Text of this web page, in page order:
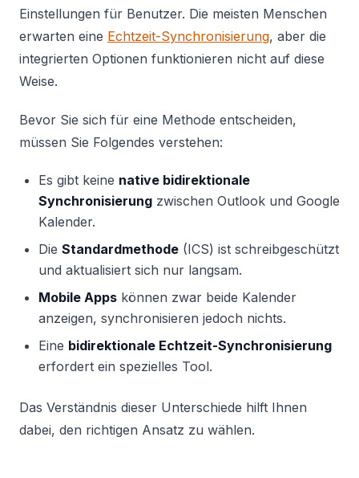
Einstellungen für Benutzer. Die meisten Menschen
erwarten eine Echtzeit-Synchronisierung, aber die
integrierten Optionen funktionieren nicht auf diese
Weise.
Bevor Sie sich für eine Methode entscheiden,
müssen Sie Folgendes verstehen:
Es gibt keine native bidirektionale
Synchronisierung zwischen Outlook und Google
Kalender.
Die Standardmethode (ICS) ist schreibgeschützt
und aktualisiert sich nur langsam.
Mobile Apps können zwar beide Kalender
anzeigen, synchronisieren jedoch nichts.
Eine bidirektionale Echtzeit-Synchronisierung
erfordert ein spezielles Tool.
Das Verständnis dieser Unterschiede hilft Ihnen
dabei, den richtigen Ansatz zu wählen.